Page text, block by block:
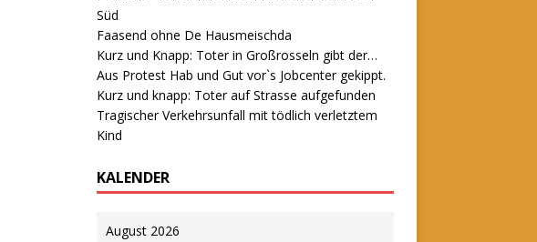
Süd
Faasend ohne De Hausmeischda
Kurz und Knapp: Toter in Großrosseln gibt der…
Aus Protest Hab und Gut vor`s Jobcenter gekippt.
Kurz und knapp: Toter auf Strasse aufgefunden
Tragischer Verkehrsunfall mit tödlich verletztem
Kind
KALENDER
August 2026